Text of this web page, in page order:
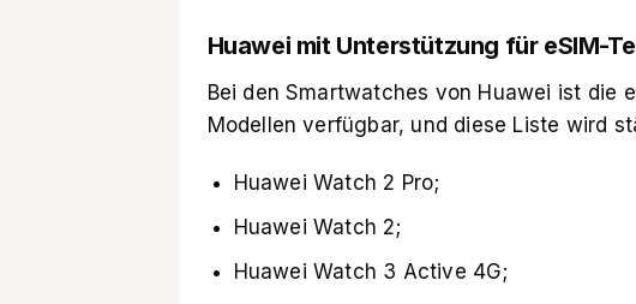
Huawei mit Unterstützung für eSIM-
Bei den Smartwatches von Huawei ist die
Modellen verfügbar, und diese Liste wird
Huawei Watch 2 Pro;
Huawei Watch 2;
Huawei Watch 3 Active 4G;